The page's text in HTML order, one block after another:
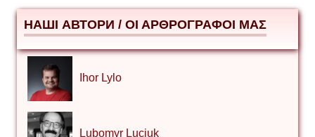
НАШІ АВТОРИ / ΟΙ ΑΡΘΡΟΓΡΑΦΟΙ ΜΑΣ
Ihor Lylo
Lubomyr Luciuk